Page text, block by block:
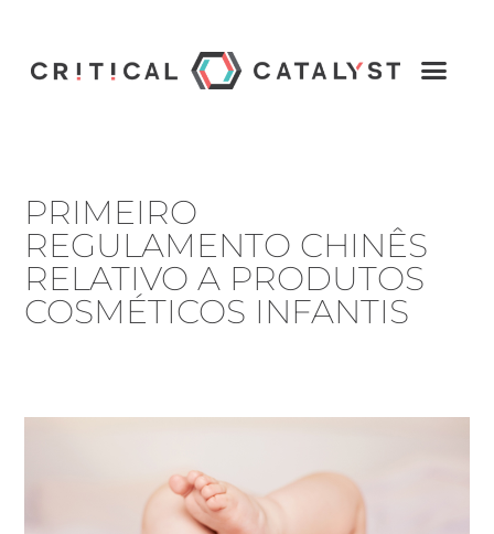
PRIMEIRO
REGULAMENTO CHINÊS
RELATIVO A PRODUTOS
COSMÉTICOS INFANTIS